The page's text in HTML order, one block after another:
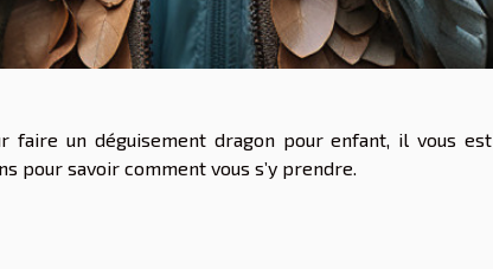
faire un déguisement dragon pour enfant, il vous est
pour savoir comment vous s’y prendre.